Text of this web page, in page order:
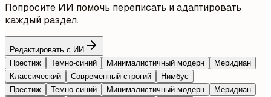
Попросите ИИ помочь переписать и адаптировать
каждый раздел.
Редактировать с ИИ
Престиж
Темно-синий Минималистичный модерн
Меридиан
Классический
Современный строгий
Нимбус
Престиж
Темно-синий Минималистичный модерн
Меридиан